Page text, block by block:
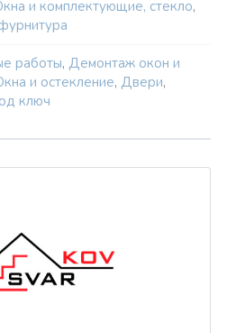
и комплектующие, стекло,
работы, Демонтаж окон и
и остекление, Двери,
ключ